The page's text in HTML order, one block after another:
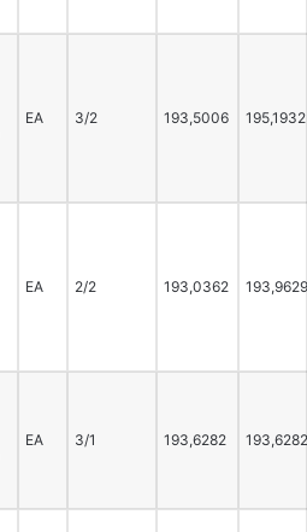
EA 3/2 193,5006 195,1932
EA 2/2 193,0362 193,9629
EA 3/1 193,6282 193,6282